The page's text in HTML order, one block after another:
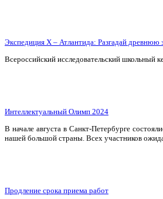
Экспедиция X – Атлантида: Разгадай древнюю
Всероссийский исследовательский школьный
Интеллектуальный Олимп 2024
В начале августа в Санкт-Петербурге
нашей большой страны. Всех участников
Продление срока приема работ